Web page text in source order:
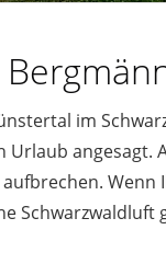
im
angesagt.
Schwarzwaldluft